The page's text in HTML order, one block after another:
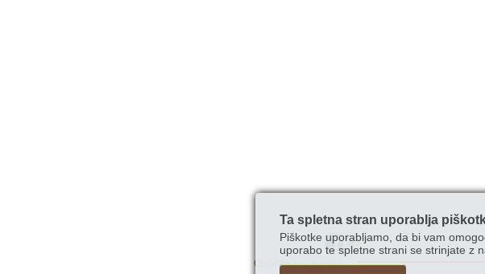
Ta spletna stran uporablja
Piškotke uporabljamo, da bi vam
uporabo te spletne strani se strinjate z
Obiščite nas tudi na